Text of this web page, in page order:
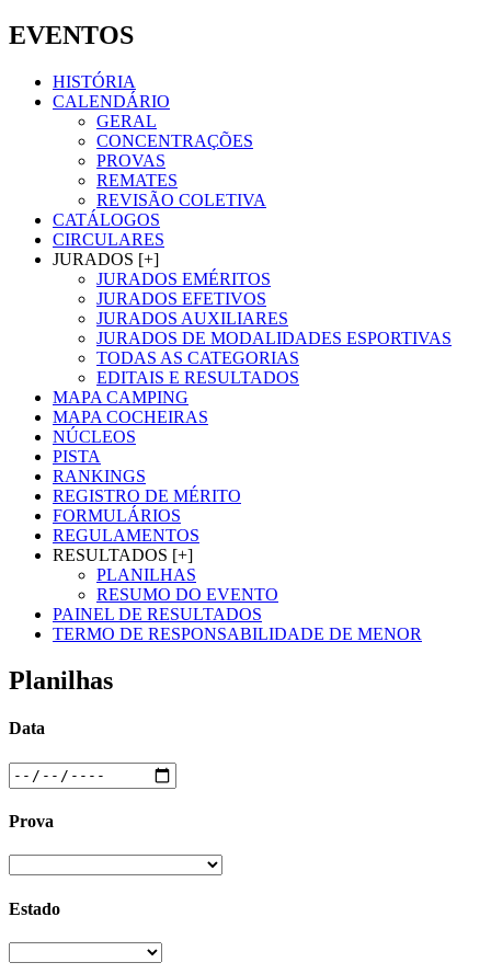
EVENTOS
HISTÓRIA
CALENDÁRIO
GERAL
CONCENTRAÇÕES
PROVAS
REMATES
REVISÃO COLETIVA
CATÁLOGOS
CIRCULARES
JURADOS [+]
JURADOS EMÉRITOS
JURADOS EFETIVOS
JURADOS AUXILIARES
JURADOS DE MODALIDADES ESPORTIVAS
TODAS AS CATEGORIAS
EDITAIS E RESULTADOS
MAPA CAMPING
MAPA COCHEIRAS
NÚCLEOS
PISTA
RANKINGS
REGISTRO DE MÉRITO
FORMULÁRIOS
REGULAMENTOS
RESULTADOS [+]
PLANILHAS
RESUMO DO EVENTO
PAINEL DE RESULTADOS
TERMO DE RESPONSABILIDADE DE MENOR
Planilhas
Data
Prova
Estado